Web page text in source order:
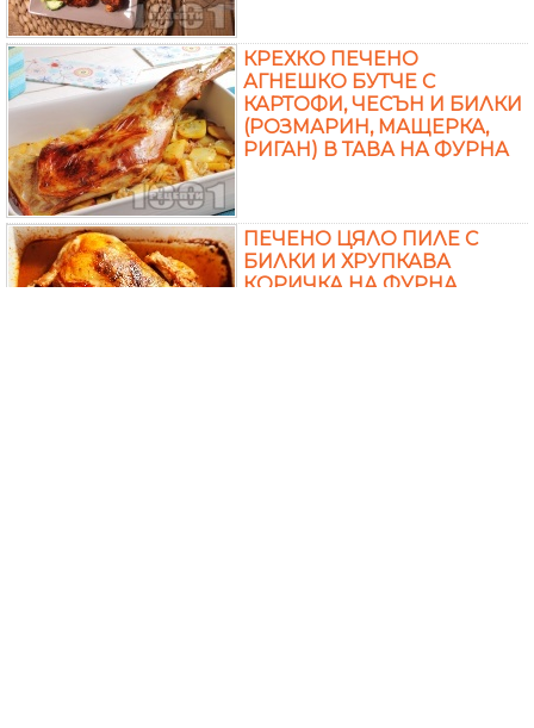
КРЕХКО ПЕЧЕНО
АГНЕШКО БУТЧЕ С
КАРТОФИ, ЧЕСЪН И БИЛКИ
(РОЗМАРИН, МАЩЕРКА,
РИГАН) В ТАВА НА ФУРНА
ПЕЧЕНО ЦЯЛО ПИЛЕ С
БИЛКИ И ХРУПКАВА
КОРИЧКА НА ФУРНА